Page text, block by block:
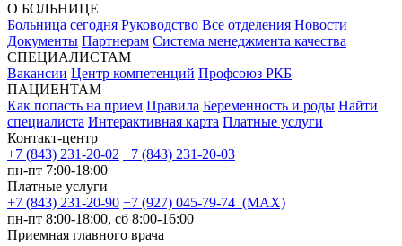
О БОЛЬНИЦЕ
Больница сегодня Руководство Все отделения Новости
Документы Партнерам Система менеджмента качества
СПЕЦИАЛИСТАМ
Вакансии Центр компетенций Профсоюз РКБ
ПАЦИЕНТАМ
Как попасть на прием Правила Беременность и роды Найти
специалиста Интерактивная карта Платные услуги
Контакт-центр
+7 (843) 231-20-02 +7 (843) 231-20-03
пн-пт 7:00-18:00
Платные услуги
+7 (843) 231-20-90 +7 (927) 045-79-74 (MAX)
пн-пт 8:00-18:00, сб 8:00-16:00
Приемная главного врача